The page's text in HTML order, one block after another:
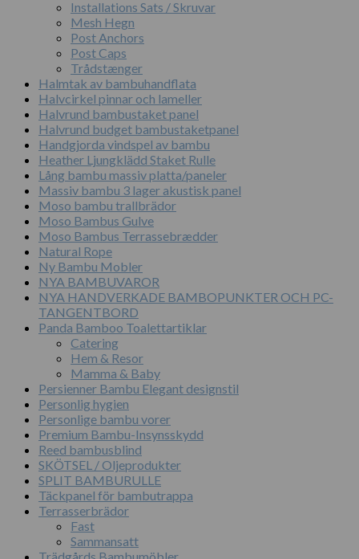
Installations Sats / Skruvar
Mesh Hegn
Post Anchors
Post Caps
Trådstænger
Halmtak av bambuhandflata
Halvcirkel pinnar och lameller
Halvrund bambustaket panel
Halvrund budget bambustaketpanel
Handgjorda vindspel av bambu
Heather Ljungklädd Staket Rulle
Lång bambu massiv platta/paneler
Massiv bambu 3 lager akustisk panel
Moso bambu trallbrädor
Moso Bambus Gulve
Moso Bambus Terrassebrædder
Natural Rope
Ny Bambu Mobler
NYA BAMBUVAROR
NYA HANDVERKADE BAMBOPUNKTER OCH PC-
TANGENTBORD
Panda Bamboo Toalettartiklar
Catering
Hem & Resor
Mamma & Baby
Persienner Bambu Elegant designstil
Personlig hygien
Personlige bambu vorer
Premium Bambu-Insynsskydd
Reed bambusblind
SKÖTSEL / Oljeprodukter
SPLIT BAMBURULLE
Täckpanel för bambutrappa
Terrasserbrädor
Fast
Sammansatt